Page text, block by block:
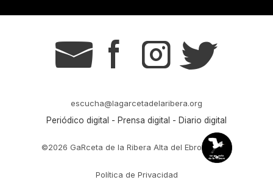
g s t r
escucha@lagarcetadelaribera.org
Periódico digital - Prensa digital - Diario digital
©2026 GaRceta de la Ribera Alta del Ebro
Política de Privacidad